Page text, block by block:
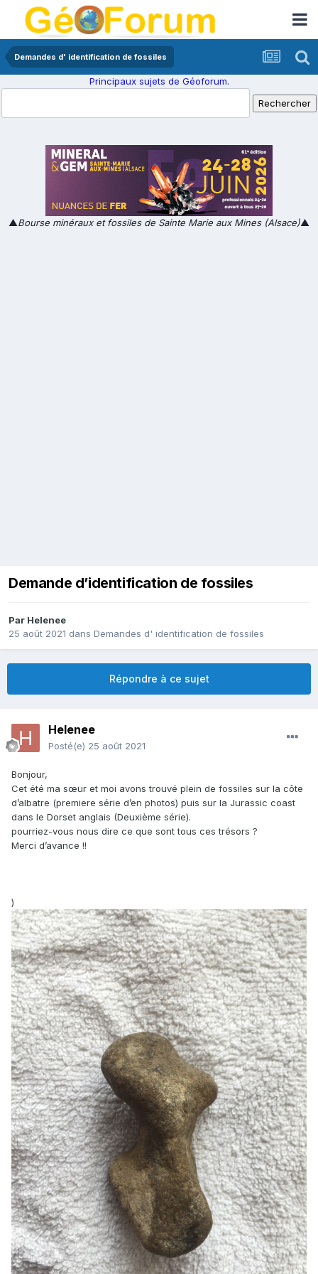
Demandes d' identification de fossiles
Principaux sujets de Géoforum.
▲Bourse minéraux et fossiles de Sainte Marie aux Mines (Alsace)▲
Demande d’identification de fossiles
Par Helenee
25 août 2021 dans Demandes d' identification de fossiles
Répondre à ce sujet
Helenee
Posté(e) 25 août 2021
Bonjour,
Cet été ma sœur et moi avons trouvé plein de fossiles sur la côte
d’albatre (premiere série d’en photos) puis sur la Jurassic coast
dans le Dorset anglais (Deuxième série).
pourriez-vous nous dire ce que sont tous ces trésors ?
Merci d’avance !!
)